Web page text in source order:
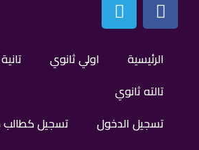
الرئيسية اولي ثانوي
تالته ثانوي
تسجيل الدخول
تسجيل كطالب